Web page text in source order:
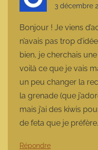
3 décembre
Bonjour ! Je viens
n’avais pas trop
bien, je cherchais
voilà ce que je vais
un peu changer la
la grenade (que
mais j’ai des kiwis
de feta que je
Répondre